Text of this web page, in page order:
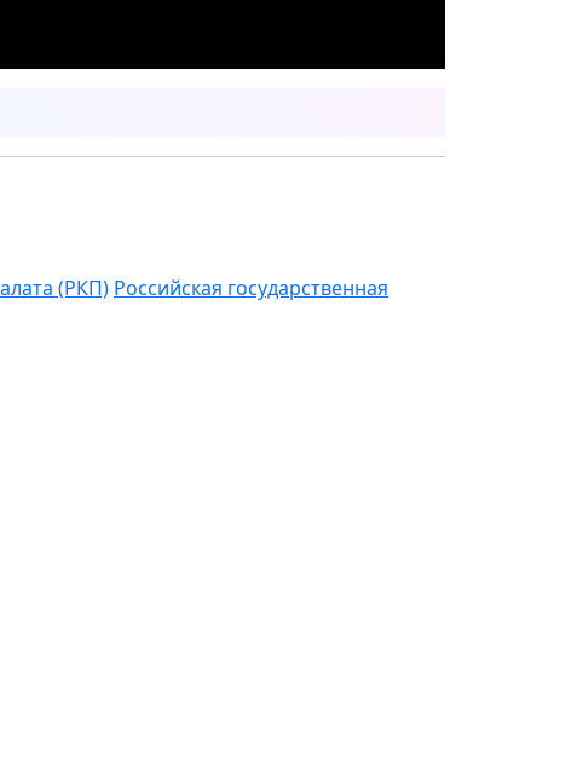
(РКП) Российская государственная